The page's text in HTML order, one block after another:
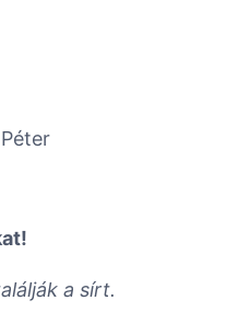
a sírt.